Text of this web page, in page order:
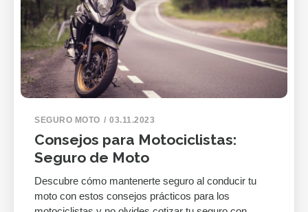
SEGURO MOTO 03.11.2023
Consejos para Motociclistas:
Seguro de Moto
Descubre cómo mantenerte seguro al conducir tu
moto con estos consejos prácticos para los